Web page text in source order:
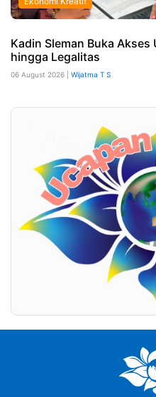
Kadin Sleman Buka
hingga Legalitas
06 August 2026 | Wijatma T S